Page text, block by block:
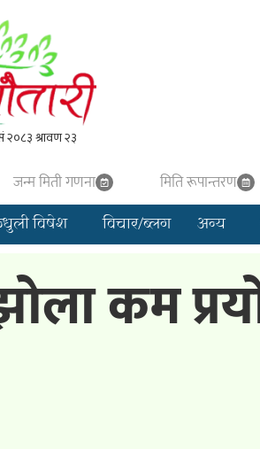
जन्म मिती गणना मिति रूपान्तरण
विषेश विचार/ब्लग अन्य
कम